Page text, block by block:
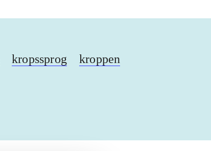
kropssprog kroppen